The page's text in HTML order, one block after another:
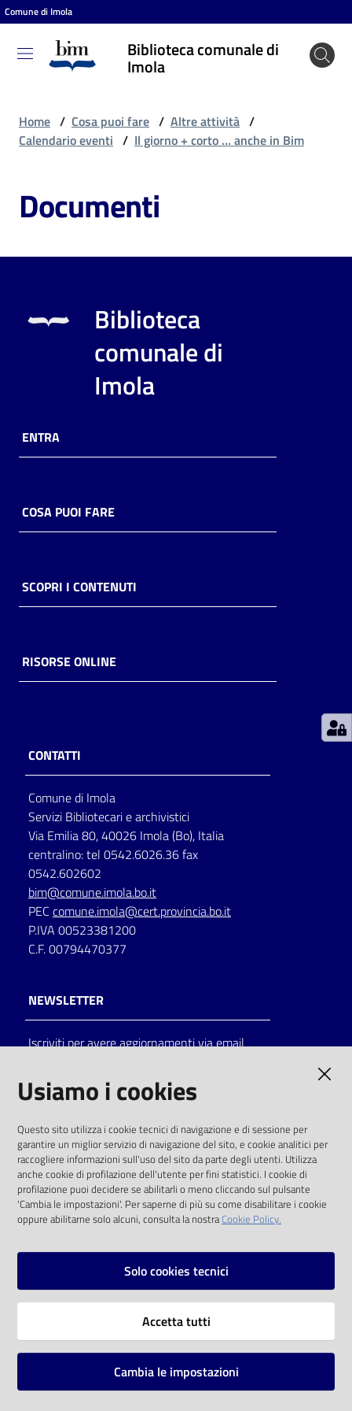
Vai al contenuto
Vai alla navigazione
Vai al footer
Comune di Imola
Biblioteca comunale di
Imola
Biblioteca
comunale
puoi
Risorse
online
Casa
Piani
storico
per
lettura
Seguici
su
Catalogo
on line
Eventi
Chiedi al
bibliotecario
Home / Cosa puoi fare / Altre attività /
Calendario eventi / Il giorno + corto ... anche in Bim
Documenti
Biblioteca
comunale di
Imola
ENTRA
COSA PUOI FARE
SCOPRI I CONTENUTI
RISORSE ONLINE
CONTATTI
Comune di Imola
Servizi Bibliotecari e archivistici
Via Emilia 80, 40026 Imola (Bo), Italia
centralino: tel 0542.6026.36 fax
0542.602602
bim@comune.imola.bo.it
PEC comune.imola@cert.provincia.bo.it
P.IVA 00523381200
C.F. 00794470377
NEWSLETTER
Iscriviti per avere aggiornamenti via email
solo alle condizioni previste dalla direttiva
comunitaria 2003/98/CE e dal d.lgs. 36/2006
SOCIAL
Instagram
Vai alla pagina
Mappa del sito
Usiamo i cookies
Questo sito utilizza i cookie tecnici di navigazione e di sessione per
garantire un miglior servizio di navigazione del sito, e cookie analitici per
raccogliere informazioni sull'uso del sito da parte degli utenti. Utilizza
anche cookie di profilazione dell'utente per fini statistici. I cookie di
profilazione puoi decidere se abilitarli o meno cliccando sul pulsante
'Cambia le impostazioni'. Per saperne di più su come disabilitare i cookie
oppure abilitarne solo alcuni, consulta la nostraCookie Policy.
Solo cookies tecnici
Accetta tutti
Cambia le impostazioni